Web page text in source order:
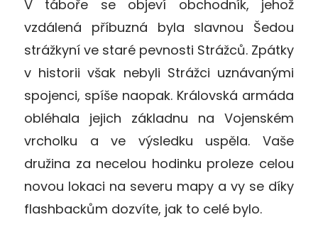
V táboře se objeví obchodník, jehož
vzdálená příbuzná byla slavnou Šedou
strážkyní ve staré pevnosti Strážců. Zpátky
v historii však nebyli Strážci uznávanými
spojenci, spíše naopak. Královská armáda
obléhala jejich základnu na Vojenském
vrcholku a ve výsledku uspěla. Vaše
družina za necelou hodinku proleze celou
novou lokaci na severu mapy a vy se díky
flashbackům dozvíte, jak to celé bylo.